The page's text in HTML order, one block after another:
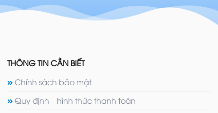
THÔNG TIN CẦN BIẾT
Chính sách bảo mật
Quy định – hình thức thanh toán